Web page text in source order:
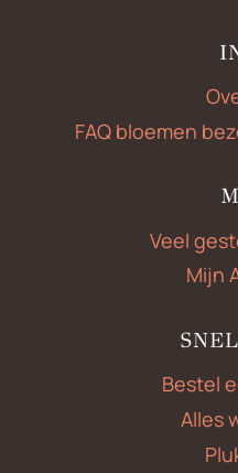
FAQ bloemen
Veel
Mijn
Bestel
Alles